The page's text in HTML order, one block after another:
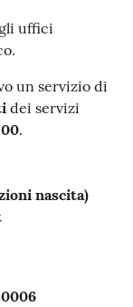
uffici
un servizio di
dei servizi
.
nascita)